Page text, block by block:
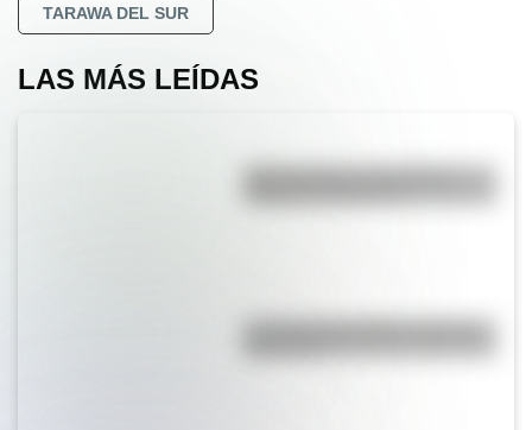
TARAWA DEL SUR
LAS MÁS LEÍDAS
Duda resuelta: ¿es el Truco
La vida de San Martín contada